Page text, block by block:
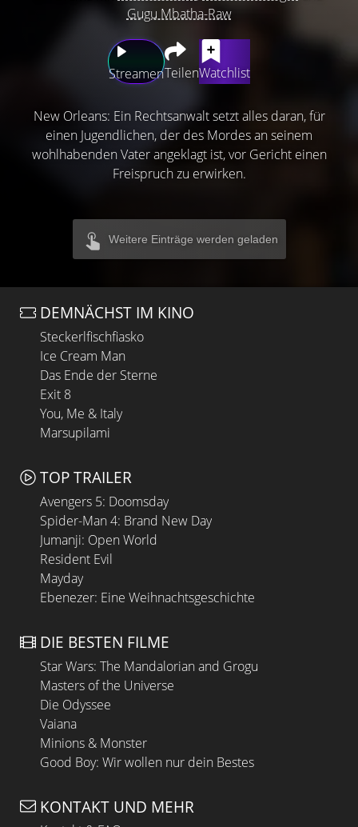
Gugu Mbatha-Raw
StreamenTeilenWatchlist
New Orleans: Ein Rechtsanwalt setzt alles daran, für
einen Jugendlichen, der des Mordes an seinem
wohlhabenden Vater angeklagt ist, vor Gericht einen
Freispruch zu erwirken.
Weitere Einträge werden geladen
DEMNÄCHST IM KINO
Steckerlfischfiasko
Ice Cream Man
Das Ende der Sterne
Exit 8
You, Me & Italy
Marsupilami
TOP TRAILER
Avengers 5: Doomsday
Spider-Man 4: Brand New Day
Jumanji: Open World
Resident Evil
Mayday
Ebenezer: Eine Weihnachtsgeschichte
DIE BESTEN FILME
Star Wars: The Mandalorian and Grogu
Masters of the Universe
Die Odyssee
Vaiana
Minions & Monster
Good Boy: Wir wollen nur dein Bestes
KONTAKT UND MEHR